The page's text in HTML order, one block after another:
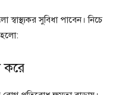
সুবিধা পাবেন। নিচে
হলো:
করে